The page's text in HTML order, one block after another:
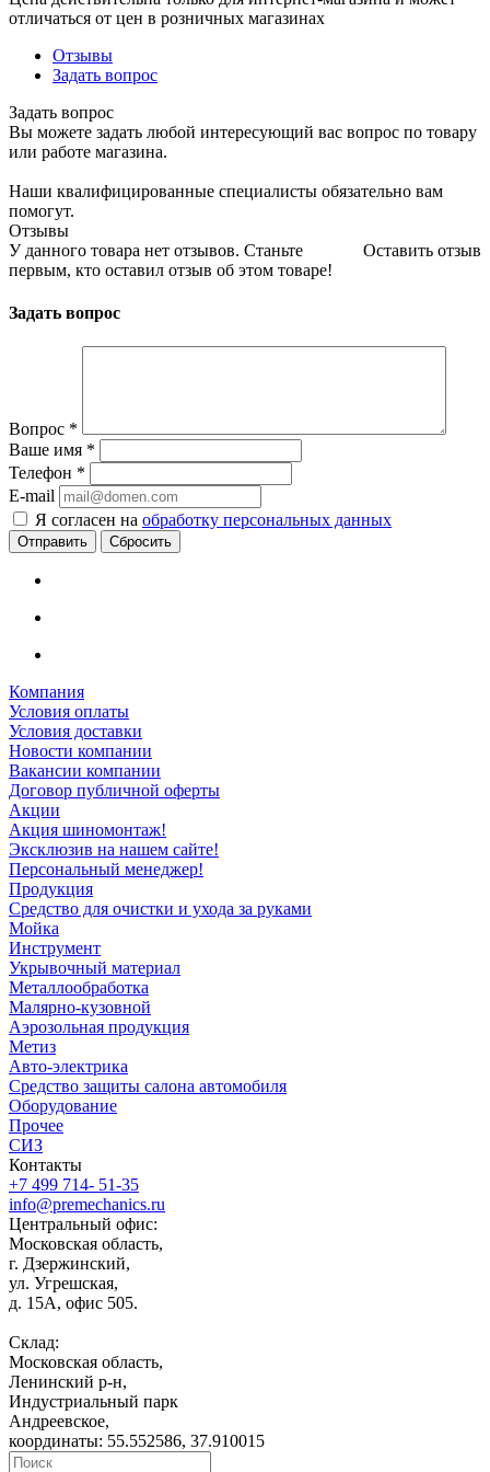
отличаться от цен в розничных магазинах
Отзывы
Задать вопрос
Задать вопрос
Вы можете задать любой интересующий вас вопрос по товару
или работе магазина.
Наши квалифицированные специалисты обязательно вам
помогут.
Отзывы
Оставить отзыв
У данного товара нет отзывов. Станьте
первым, кто оставил отзыв об этом товаре!
Задать вопрос
Вопрос *
Ваше имя *
Телефон *
E-mail
Я согласен на обработку персональных данных
Сбросить
Компания
Условия оплаты
Условия доставки
Новости компании
Вакансии компании
Договор публичной оферты
Акции
Акция шиномонтаж!
Эксклюзив на нашем сайте!
Персональный менеджер!
Продукция
Средство для очистки и ухода за руками
Мойка
Инструмент
Укрывочный материал
Металлообработка
Малярно-кузовной
Аэрозольная продукция
Метиз
Авто-электрика
Средство защиты салона автомобиля
Оборудование
Прочее
СИЗ
Контакты
+7 499 714- 51-35
info@premechanics.ru
Центральный офис:
Московская область,
г. Дзержинский,
ул. Угрешская,
д. 15А, офис 505.
Склад:
Московская область,
Ленинский р-н,
Индустриальный парк
Андреевское,
координаты: 55.552586, 37.910015